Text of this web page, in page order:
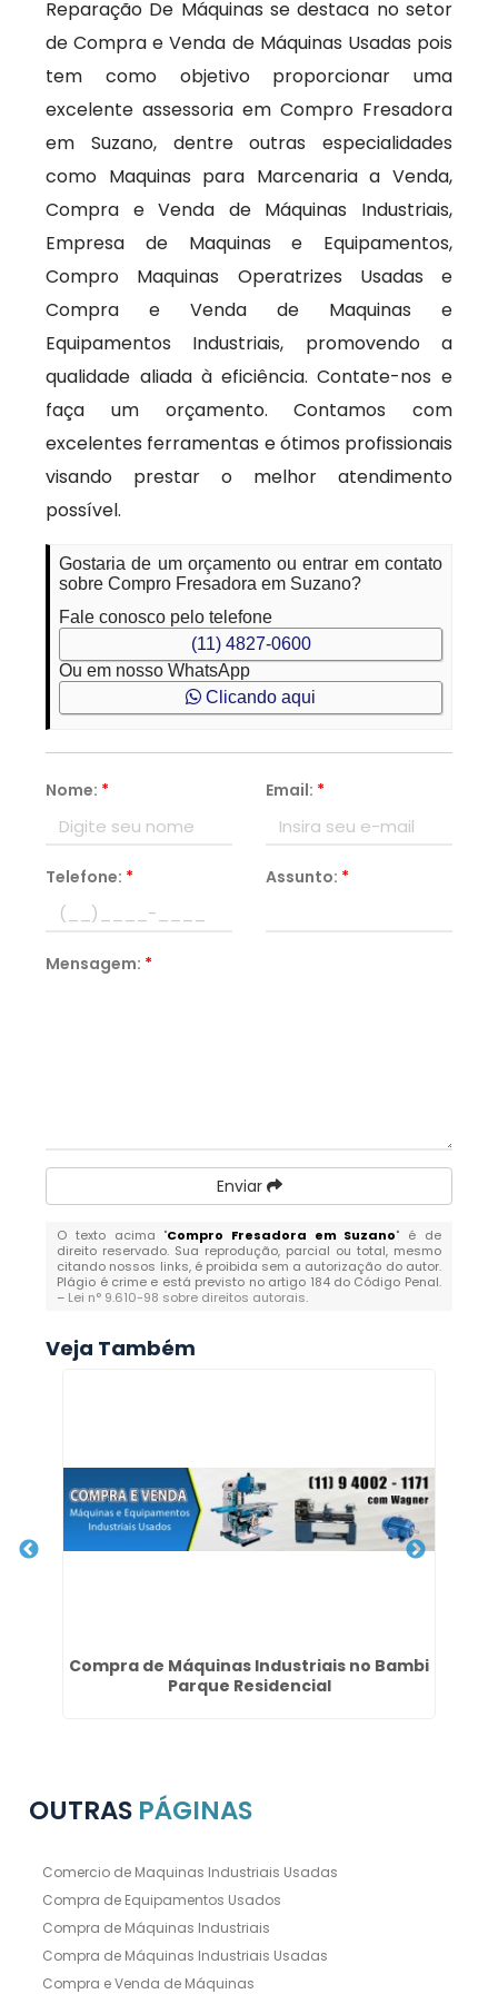
Reparação De Máquinas se destaca no setor
de Compra e Venda de Máquinas Usadas pois
tem como objetivo proporcionar uma
excelente assessoria em Compro Fresadora
em Suzano, dentre outras especialidades
como Maquinas para Marcenaria a Venda,
Compra e Venda de Máquinas Industriais,
Empresa de Maquinas e Equipamentos,
Compro Maquinas Operatrizes Usadas e
Compra e Venda de Maquinas e
Equipamentos Industriais, promovendo a
qualidade aliada à eficiência. Contate-nos e
faça um orçamento. Contamos com
excelentes ferramentas e ótimos profissionais
visando prestar o melhor atendimento
possível.
Gostaria de um orçamento ou entrar em contato
sobre Compro Fresadora em Suzano?
Fale conosco pelo telefone
(11) 4827-0600
Ou em nosso WhatsApp
Clicando aqui
Nome: * Email: *
Telefone: * Assunto: *
Mensagem: *
Enviar
O texto acima "Compro Fresadora em Suzano" é de
direito reservado. Sua reprodução, parcial ou total, mesmo
citando nossos links, é proibida sem a autorização do autor.
Plágio é crime e está previsto no artigo 184 do Código Penal.
– Lei n° 9.610-98 sobre direitos autorais.
Veja Também
Compra de Máquinas Industriais no Bambi
Parque Residencial
OUTRAS PÁGINAS
Comercio de Maquinas Industriais Usadas
Compra de Equipamentos Usados
Compra de Máquinas Industriais
Compra de Máquinas Industriais Usadas
Compra e Venda de Máquinas